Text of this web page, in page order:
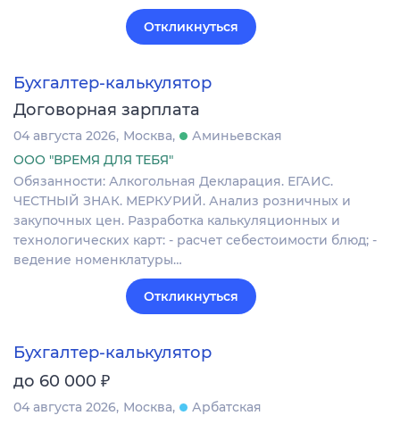
Откликнуться
Бухгалтер-калькулятор
Договорная зарплата
04 августа 2026 Москва
Аминьевская
ООО "ВРЕМЯ ДЛЯ ТЕБЯ"
Обязанности: Алкогольная Декларация. ЕГАИС.
ЧЕСТНЫЙ ЗНАК. МЕРКУРИЙ. Анализ розничных и
закупочных цен. Разработка калькуляционных и
технологических карт: - расчет себестоимости блюд; -
ведение номенклатуры…
Откликнуться
Бухгалтер-калькулятор
до 60 000 ₽
04 августа 2026 Москва
Арбатская